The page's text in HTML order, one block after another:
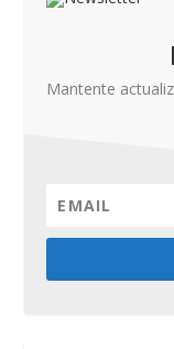
Mantente